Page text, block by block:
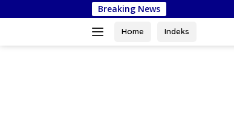
ke
Breaking News
Home Indeks